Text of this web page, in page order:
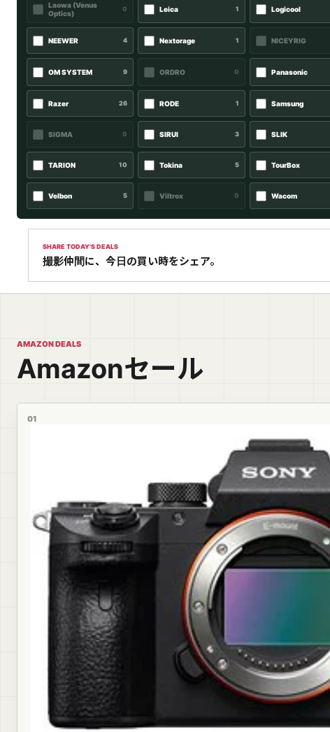
Laowa (Venus
Optics)
0 Leica 1 Logicool
NEEWER 4 Nextorage 1 NICEYRIG
OM SYSTEM 9 ORDRO 0 Panasonic
Razer 26 RODE 1 Samsung
SIGMA 0 SIRUI 3 SLIK
TARION 10 Tokina 5 TourBox
Velbon 5 Viltrox 0 Wacom
SHARE TODAY'S DEALS
撮影仲間に、今日の買い時をシェア。
AMAZON DEALS
Amazonセール
01